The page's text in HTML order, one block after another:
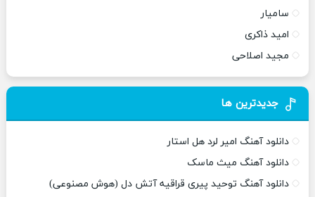
سامیار
امید ذاکری
مجید اصلاحی
جدیدترین ها
دانلود آهنگ امیر لرد هل استار
دانلود آهنگ میث ماسک
دانلود آهنگ توحید پیری قراقیه آتش دل (هوش مصنوعی)